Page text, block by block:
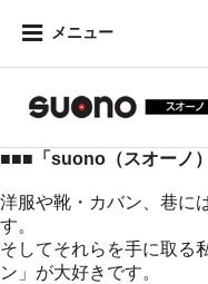
メニュー
■■■「suono（スオーノ
洋服や靴・カバン、巷に
す。
そしてそれらを手に取る
ン」が大好きです。